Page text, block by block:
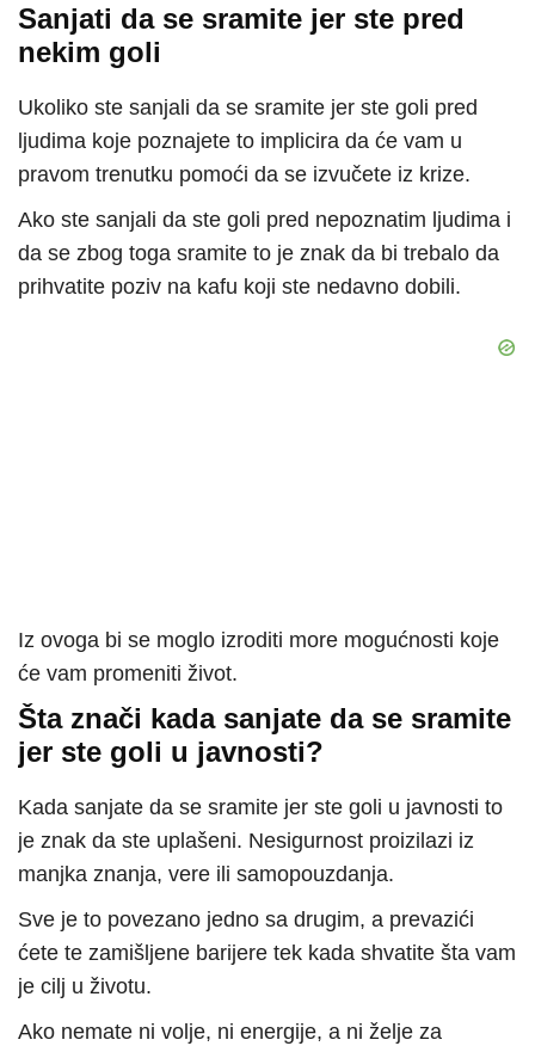
Sanjati da se sramite jer ste pred
nekim goli
Ukoliko ste sanjali da se sramite jer ste goli pred
ljudima koje poznajete to implicira da će vam u
pravom trenutku pomoći da se izvučete iz krize.
Ako ste sanjali da ste goli pred nepoznatim ljudima i
da se zbog toga sramite to je znak da bi trebalo da
prihvatite poziv na kafu koji ste nedavno dobili.
Iz ovoga bi se moglo izroditi more mogućnosti koje
će vam promeniti život.
Šta znači kada sanjate da se sramite
jer ste goli u javnosti?
Kada sanjate da se sramite jer ste goli u javnosti to
je znak da ste uplašeni. Nesigurnost proizilazi iz
manjka znanja, vere ili samopouzdanja.
Sve je to povezano jedno sa drugim, a prevazići
ćete te zamišljene barijere tek kada shvatite šta vam
je cilj u životu.
Ako nemate ni volje, ni energije, a ni želje za